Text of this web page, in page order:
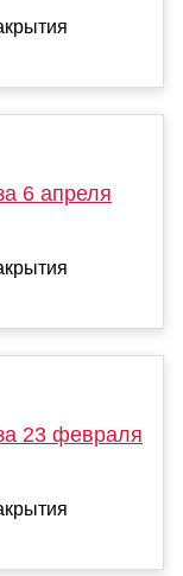
6 апреля
23 февраля